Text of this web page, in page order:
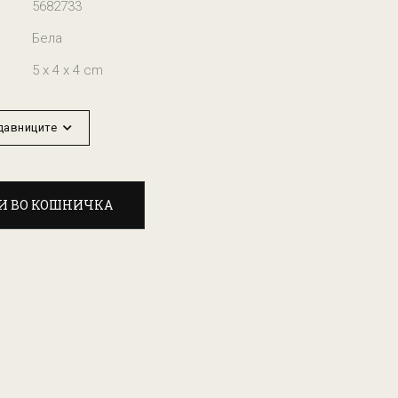
5682733
Бела
5 x 4 x 4 cm
ВО КОШНИЧКА